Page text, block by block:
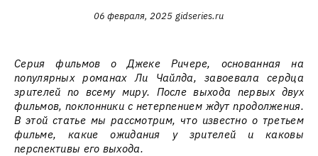
06 февраля, 2025 gidseries.ru
Серия фильмов о Джеке Ричере, основанная на
популярных романах Ли Чайлда, завоевала сердца
зрителей по всему миру. После выхода первых двух
фильмов, поклонники с нетерпением ждут продолжения.
В этой статье мы рассмотрим, что известно о третьем
фильме, какие ожидания у зрителей и каковы
перспективы его выхода.